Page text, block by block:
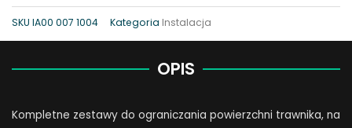
SKU IA00 007 1004 Kategoria Instalacja
OPIS
Kompletne zestawy do ograniczania powierzchni trawnika, na